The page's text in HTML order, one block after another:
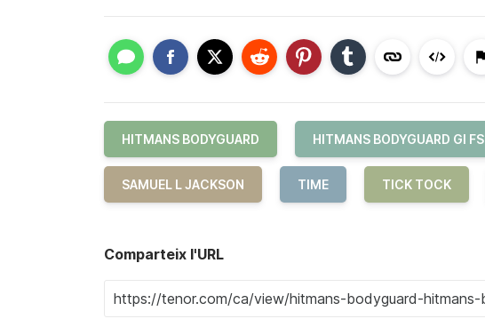
HITMANS BODYGUARD HITMANS BODYGUARD GI FS
SAMUEL L JACKSON TIME TICK TOCK
Comparteix l'URL